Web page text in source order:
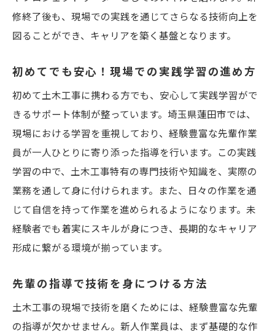
修終了後も、現場での実践を通じてさらなる技術向上を
図ることができ、キャリアを築く基盤となります。
初めてでも安心！現場での実践学習の進め方
初めて土木工事に携わる方でも、安心して実践学習がで
きるサポート体制が整っています。埼玉県蓮田市では、
現場における学習を重視しており、経験豊富な先輩作業
員が一人ひとりに寄り添った指導を行います。この実践
学習の中で、土木工事特有の専門技術や知識を、実際の
業務を通して身に付けられます。また、日々の作業を通
じて自信を持って作業を進められるようになります。未
経験者でも着実にスキルが身につき、長期的なキャリア
形成に繋がる環境が揃っています。
先輩の指導で技術を身につける方法
土木工事の現場で技術を磨くためには、経験豊富な先輩
の指導が欠かせません。新人作業員は、まず基礎的な作